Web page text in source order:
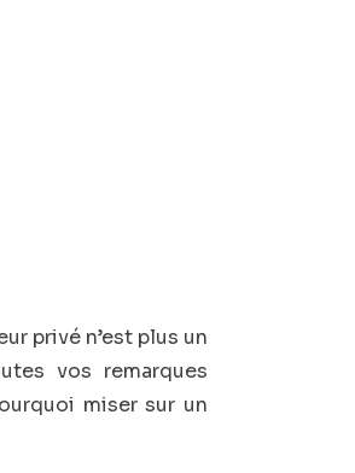
privé n’est plus un
vos remarques
miser sur un